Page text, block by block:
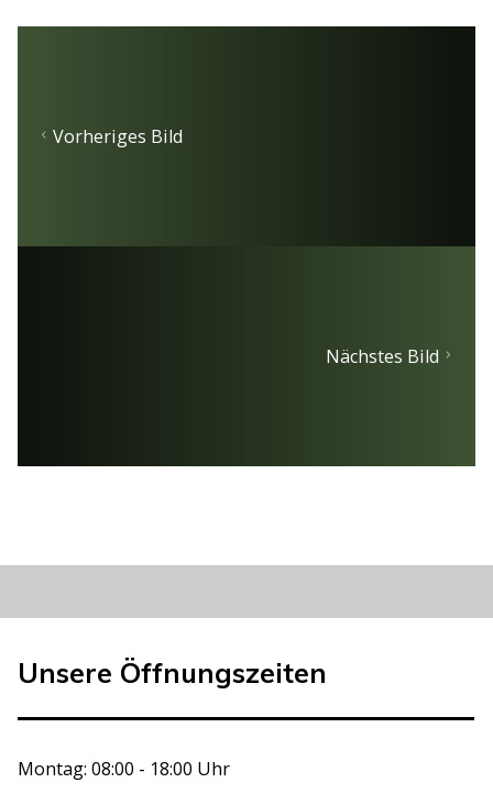
Vorheriges Bild
Nächstes Bild
Unsere Öffnungszeiten
Montag: 08:00 - 18:00 Uhr